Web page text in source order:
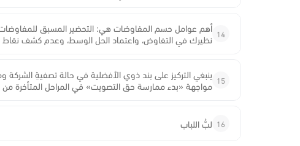
14 أهم عوامل حسم المفاوضات هي: التحضير المسبق
نظيرك في التفاوض، واعتماد الحل الوسط، وعدم كشف
15 ينبغي التركيز على بند ذوي الأفضلية في حالة تصفيةِ
مواجهة «بدء ممارسة حق التصويت» في المراحل المتأخرة من
16 لبُّ اللباب